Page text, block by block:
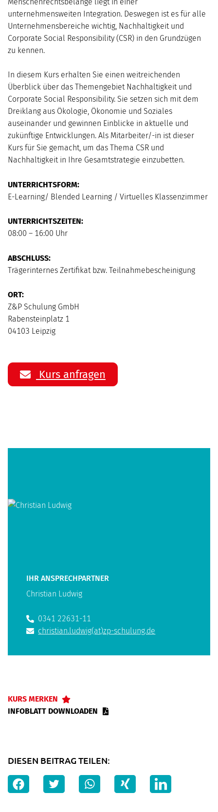
unternehmensweiten Integration. Deswegen ist es für alle
Unternehmensbereiche wichtig, Nachhaltigkeit und
Corporate Social Responsibility (CSR) in den Grundzügen
zu kennen.
In diesem Kurs erhalten Sie einen weitreichenden
Überblick über das Themengebiet Nachhaltigkeit und
Corporate Social Responsibility. Sie setzen sich mit dem
Dreiklang aus Ökologie, Ökonomie und Soziales
auseinander und gewinnen Einblicke in aktuelle und
zukünftige Entwicklungen. Als Mitarbeiter/-in ist dieser
Kurs für Sie gemacht, um das Thema CSR und
Nachhaltigkeit in Ihre Gesamtstrategie einzubetten.
UNTERRICHTSFORM:
E-Learning/ Blended Learning / Virtuelles Klassenzimmer
UNTERRICHTSZEITEN:
08:00 – 16:00 Uhr
ABSCHLUSS:
Trägerinternes Zertifikat bzw. Teilnahmebescheinigung
ORT:
Z&P Schulung GmbH
Rabensteinplatz 1
04103 Leipzig
Kurs anfragen
IHR ANSPRECHPARTNER
Christian Ludwig
0341 22631-11
christian.ludwig(at)zp-schulung.de
KURS MERKEN
INFOBLATT DOWNLOADEN
DIESEN BEITRAG TEILEN: